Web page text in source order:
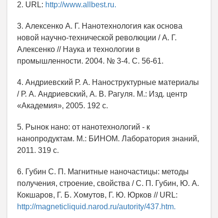
2. URL: http://www.allbest.ru.
3. Алексенко А. Г. Нанотехнология как основа
новой научно-технической революции / А. Г.
Алексенко // Наука и технологии в
промышленности. 2004. № 3-4. С. 56-61.
4. Андриевский Р. А. Наноструктурные материалы
/ Р. А. Андриевский, А. В. Рагуля. М.: Изд. центр
«Академия», 2005. 192 с.
5. Рынок нано: от нанотехнологий - к
нанопродуктам. М.: БИНОМ. Лаборатория знаний,
2011. 319 с.
6. Губин С. П. Магнитные наночастицы: методы
получения, строение, свойства / С. П. Губин, Ю. А.
Кокшаров, Г. Б. Хомутов, Г. Ю. Юрков // URL:
http://magneticliquid.narod.ru/autority/437.htm.